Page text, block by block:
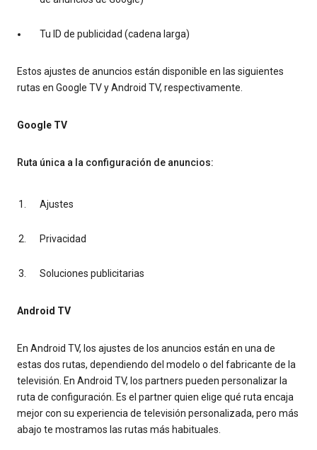
Tu ID de publicidad (cadena larga)
Estos ajustes de anuncios están disponible en las siguientes
rutas en Google TV y Android TV, respectivamente.
Google TV
Ruta única a la configuración de anuncios:
Ajustes
Privacidad
Soluciones publicitarias
Android TV
En Android TV, los ajustes de los anuncios están en una de
estas dos rutas, dependiendo del modelo o del fabricante de la
televisión. En Android TV, los partners pueden personalizar la
ruta de configuración. Es el partner quien elige qué ruta encaja
mejor con su experiencia de televisión personalizada, pero más
abajo te mostramos las rutas más habituales.